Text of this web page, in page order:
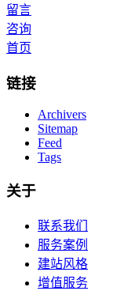
留言
咨询
首页
链接
Archivers
Sitemap
Feed
Tags
关于
联系我们
服务案例
建站风格
增值服务